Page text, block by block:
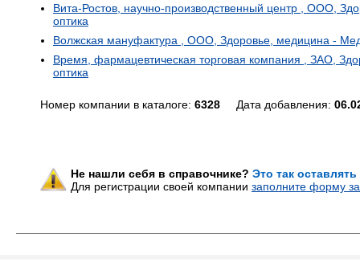
Вита-Ростов, научно-производственный центр , ООО,
оптика
Волжская мануфактура , ООО, Здоровье, медицина -
Время, фармацевтическая торговая компания , ЗАО,
оптика
Номер компании в каталоге: 6328 Дата добавления:
Не нашли себя в справочнике? Это так
Для регистрации своей компании заполните форму